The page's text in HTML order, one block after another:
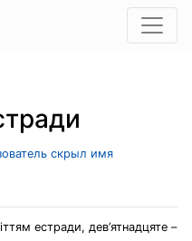
скрыл имя
естради, дев’ятнадцяте –